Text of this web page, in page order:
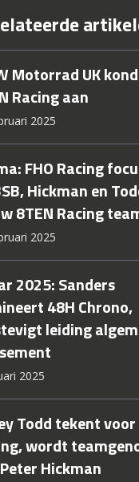
Motorrad UK
Racing aan
2025
FHO Racing
Hickman en
8TEN Racing
2025
2025: Sanders
48H Chrono,
leiding
2025
Todd tekent voor
wordt
Hickman